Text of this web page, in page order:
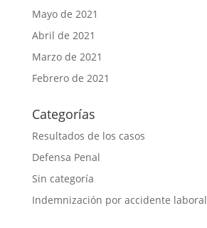
Mayo de 2021
Abril de 2021
Marzo de 2021
Febrero de 2021
Categorías
Resultados de los casos
Defensa Penal
Sin categoría
Indemnización por accidente laboral